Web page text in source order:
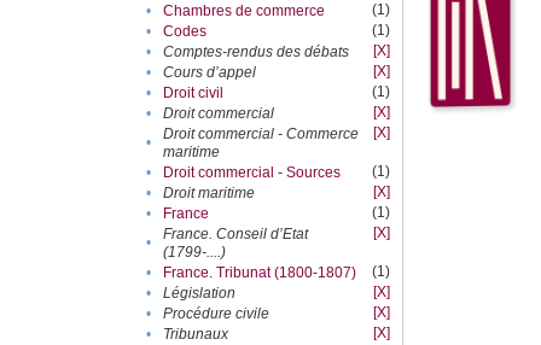
•
Chambres de commerce
(1)
•
Codes
(1)
•
Comptes-rendus des débats
[X]
•
Cours d’appel
[X]
•
Droit civil
(1)
•
Droit commercial
[X]
•
Droit commercial - Commerce
maritime
[X]
• Droit commercial - Sources
(1)
•
Droit maritime
[X]
•
France
(1)
•
France. Conseil d’Etat
(1799-....)
[X]
• France. Tribunat (1800-1807)
(1)
•
Législation
[X]
•
Procédure civile
[X]
•
Tribunaux
[X]